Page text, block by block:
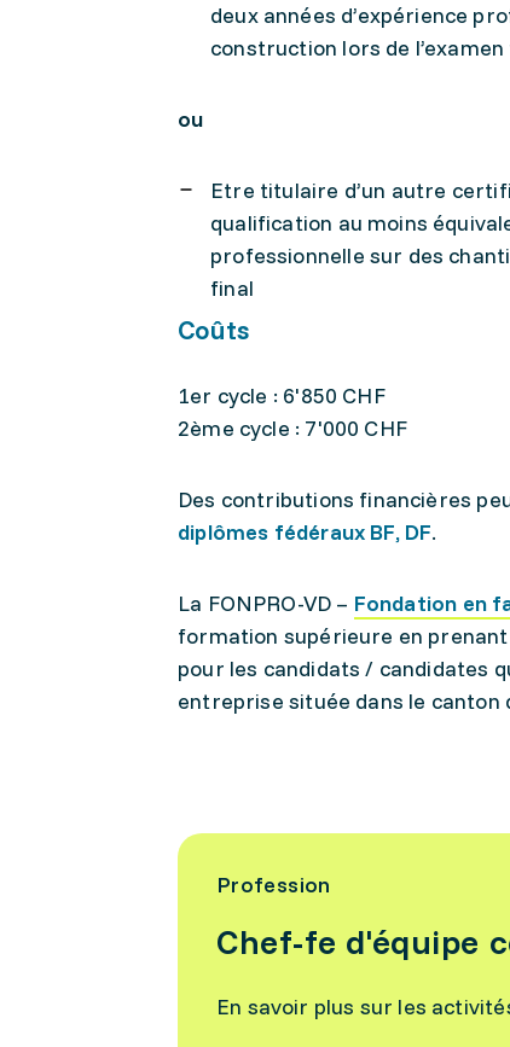
deux années d’expérience
construction lors de
ou
Etre titulaire d’un autre
qualification au moins
professionnelle sur des
final
Coûts
1er cycle : 6'850 CHF
2ème cycle : 7'000 CHF
Des contributions financières
diplômes fédéraux BF, DF.
La FONPRO-VD – Fondation en
formation supérieure en
pour les candidats / candidates
entreprise située dans le canton
Profession
Chef-fe d'équipe
En savoir plus sur les